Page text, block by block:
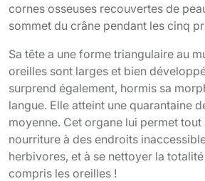
cornes osseuses recouvertes de
sommet du crâne pendant les cinq
Sa tête a une forme triangulaire au
oreilles sont larges et bien
surprend également, hormis sa
langue. Elle atteint une quarantaine
moyenne. Cet organe lui permet tout
nourriture à des endroits
herbivores, et à se nettoyer la
compris les oreilles !